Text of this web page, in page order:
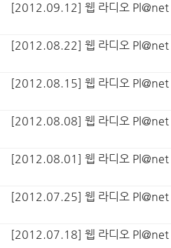
[2012.09.12] 웹 라디오
[2012.08.22] 웹 라디오
[2012.08.15] 웹 라디오
[2012.08.08] 웹 라디오
[2012.08.01] 웹 라디오
[2012.07.25] 웹 라디오
[2012.07.18] 웹 라디오